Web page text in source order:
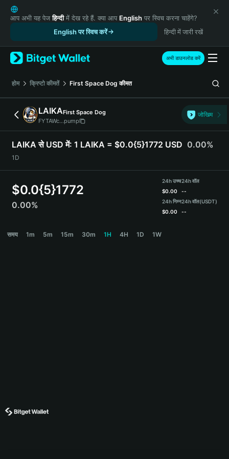
English
日本語
Русский
Español (Latinoamérica)
Türkçe
Italiano
Deutsch
简体中文
繁體中文
Português (Portugal)
Bahasa Indonesia
Español
आप अभी यह पेजहिन्दीमें देख रहे हैं. क्या आप English पर स्विच करना चाहेंगे?
English पर स्विच करें
हिन्दी में जारी रखें
अभी डाउनलोड करें
होम क्रिप्टो कीमतें First Space Dog कीमत
LAIKAFirst Space Dog
FYTAWc...pump
जोखिम
LAIKA से USD में: 1 LAIKA = $0.0{5}1772 USD 0.00%
1D
$0.0{5}1772
0.00%
24h उच्च
$0.00
24h निम्न
$0.00
24h वॉल
--
24h वॉल(USDT)
--
समय 1m 5m 15m 30m 1H 4H 1D 1W